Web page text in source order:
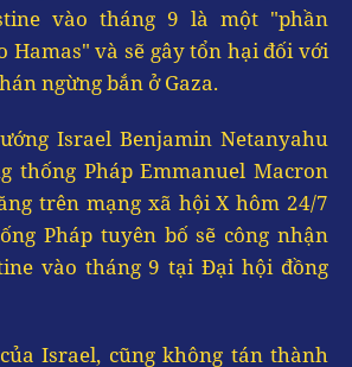
vào tháng 9 là một "phần
Hamas" và sẽ gây tổn hại đối với
ngừng bắn ở Gaza.
Israel Benjamin Netanyahu
thống Pháp Emmanuel Macron
trên mạng xã hội X hôm 24/7
Pháp tuyên bố sẽ công nhận
vào tháng 9 tại Đại hội đồng
Israel, cũng không tán thành